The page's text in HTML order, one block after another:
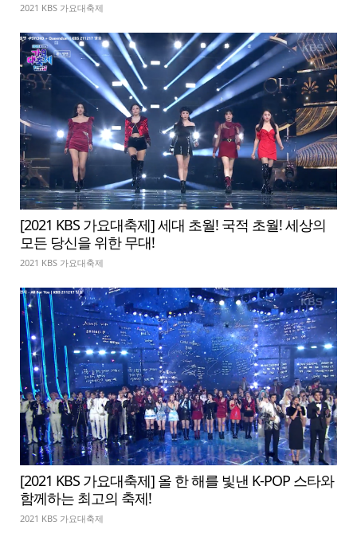
2021 KBS 가요대축제
[2021 KBS 가요대축제] 세대 초월! 국적 초월! 세상의
모든 당신을 위한 무대!
2021 KBS 가요대축제
[2021 KBS 가요대축제] 올 한 해를 빛낸 K-POP 스타와
함께하는 최고의 축제!
2021 KBS 가요대축제